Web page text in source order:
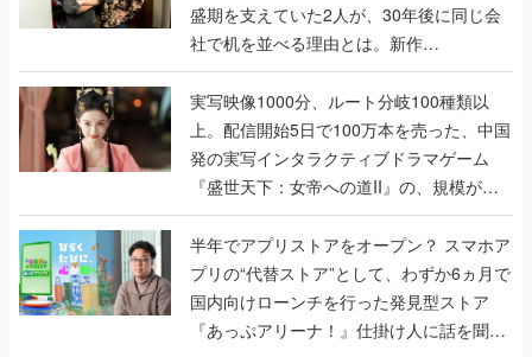
盛期を支えていた2人が、30年後に同じ会
社で机を並べる理由とは。新作
『TATSUJIN EXTREME』で初タッグを組
んだレジェンド2人に訊く開発秘話
実写映像1000分、ルート分岐100種類以
上。配信開始5日で100万本を売った、中国
発の実写インタラクティブドラマゲーム
『盛世天下：女帝への道II』の、規模が違
うこだわりをプロデューサーに聞いた
半年でアプリストアをオープン？ スマホア
プリの“代替ストア”として、わずか6ヵ月で
国内向けローンチを行った発見型ストア
『あっぷアリーナ！』仕掛け人に話を聞い